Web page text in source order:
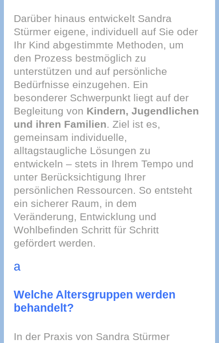
Darüber hinaus entwickelt Sandra
Stürmer eigene, individuell auf Sie oder
Ihr Kind abgestimmte Methoden, um
den Prozess bestmöglich zu
unterstützen und auf persönliche
Bedürfnisse einzugehen. Ein
besonderer Schwerpunkt liegt auf der
Begleitung von Kindern, Jugendlichen
und ihren Familien. Ziel ist es,
gemeinsam individuelle,
alltagstaugliche Lösungen zu
entwickeln – stets in Ihrem Tempo und
unter Berücksichtigung Ihrer
persönlichen Ressourcen. So entsteht
ein sicherer Raum, in dem
Veränderung, Entwicklung und
Wohlbefinden Schritt für Schritt
gefördert werden.
a
Welche Altersgruppen werden
behandelt?
In der Praxis von Sandra Stürmer